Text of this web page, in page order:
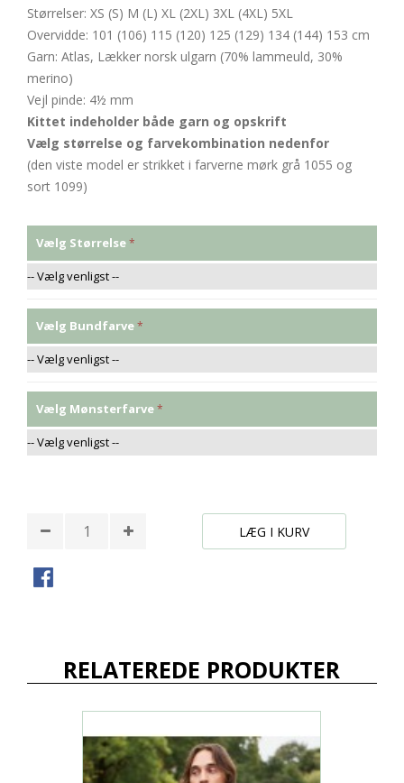
Størrelser: XS (S) M (L) XL (2XL) 3XL (4XL) 5XL
Overvidde: 101 (106) 115 (120) 125 (129) 134 (144) 153 cm
Garn: Atlas, Lækker norsk ulgarn (70% lammeuld, 30%
merino)
Vejl pinde: 4½ mm
Kittet indeholder både garn og opskrift
Vælg størrelse og farvekombination nedenfor
(den viste model er strikket i farverne mørk grå 1055 og
sort 1099)
Vælg Størrelse
Vælg Bundfarve
Vælg Mønsterfarve
LÆG I KURV
RELATEREDE PRODUKTER